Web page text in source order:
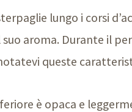
lungo i corsi
aroma. Durante il
queste
è opaca e